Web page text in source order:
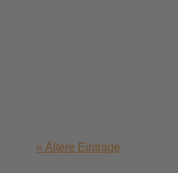
« Ältere Einträge